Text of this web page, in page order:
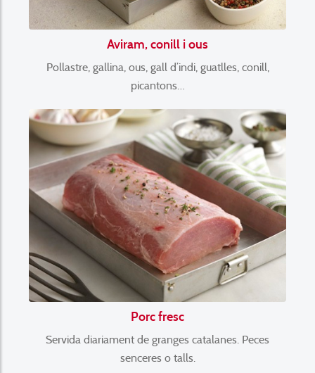
Aviram, conill i ous
Pollastre, gallina, ous, gall d’indi, guatlles, conill,
picantons…
Porc fresc
Servida diariament de granges catalanes. Peces
senceres o talls.